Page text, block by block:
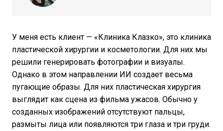
У меня есть клиент — «Клиника Клазко», это клиника
пластической хирургии и косметологии. Для них мы
решили генерировать фотографии и визуалы.
Однако в этом направлении ИИ создает весьма
пугающие образы. Для них пластическая хирургия
выглядит как сцена из фильма ужасов. Обычно у
созданных изображений отсутствуют пальцы,
размыты лица или появляются три глаза и три груди.